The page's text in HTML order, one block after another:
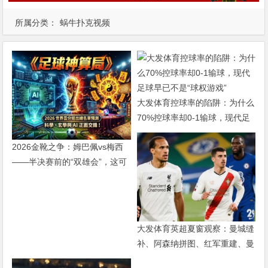
所属分类： 蜗牛扑克视频
2026金靴之争：姆巴佩vs梅西
——半决赛前的“双雄会”，这可
大发体育控球率的陷阱：为什么
70%控球率却0-1输球，现代足
球早已不是“球权游戏”
大发体育英超夏窗观察：曼城缝
补、阿森纳拼图、红军重建、曼